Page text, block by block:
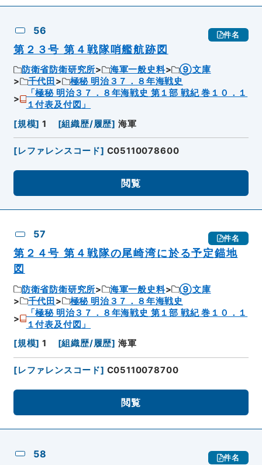
56 件名
第２３号 第４戦隊哨艦航跡図
防衛省防衛研究所 海軍一般史料
⑨文庫
千代田
極秘 明治３７．８年海戦史
「極秘 明治３７．８年海戦史 第１部 戦紀 巻１０．１
１付表及付図」
[規模] 1 [組織歴/履歴] 海軍
[レファレンスコード] C05110078600
閲覧
57 件名
第２４号 第４戦隊の尾崎湾に於る予定錨地
図
防衛省防衛研究所 海軍一般史料
⑨文庫
千代田
極秘 明治３７．８年海戦史
「極秘 明治３７．８年海戦史 第１部 戦紀 巻１０．１
１付表及付図」
[規模] 1 [組織歴/履歴] 海軍
[レファレンスコード] C05110078700
閲覧
58 件名